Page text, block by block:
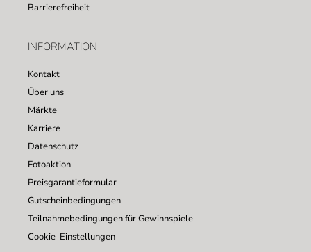
Barrierefreiheit
INFORMATION
Kontakt
Über uns
Märkte
Karriere
Datenschutz
Fotoaktion
Preisgarantieformular
Gutscheinbedingungen
Teilnahmebedingungen für Gewinnspiele
Cookie-Einstellungen